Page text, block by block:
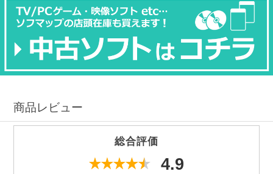
商品レビュー
総合評価
4.9